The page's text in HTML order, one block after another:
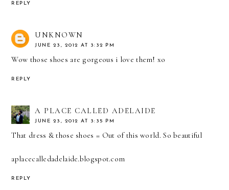
REPLY
UNKNOWN
JUNE 23, 2012 AT 3:32 PM
Wow those shoes are gorgeous i love them! xo
REPLY
A PLACE CALLED ADELAIDE
JUNE 23, 2012 AT 3:35 PM
That dress & those shoes = Out of this world. So beautiful
aplacecalledadelaide.blogspot.com
REPLY